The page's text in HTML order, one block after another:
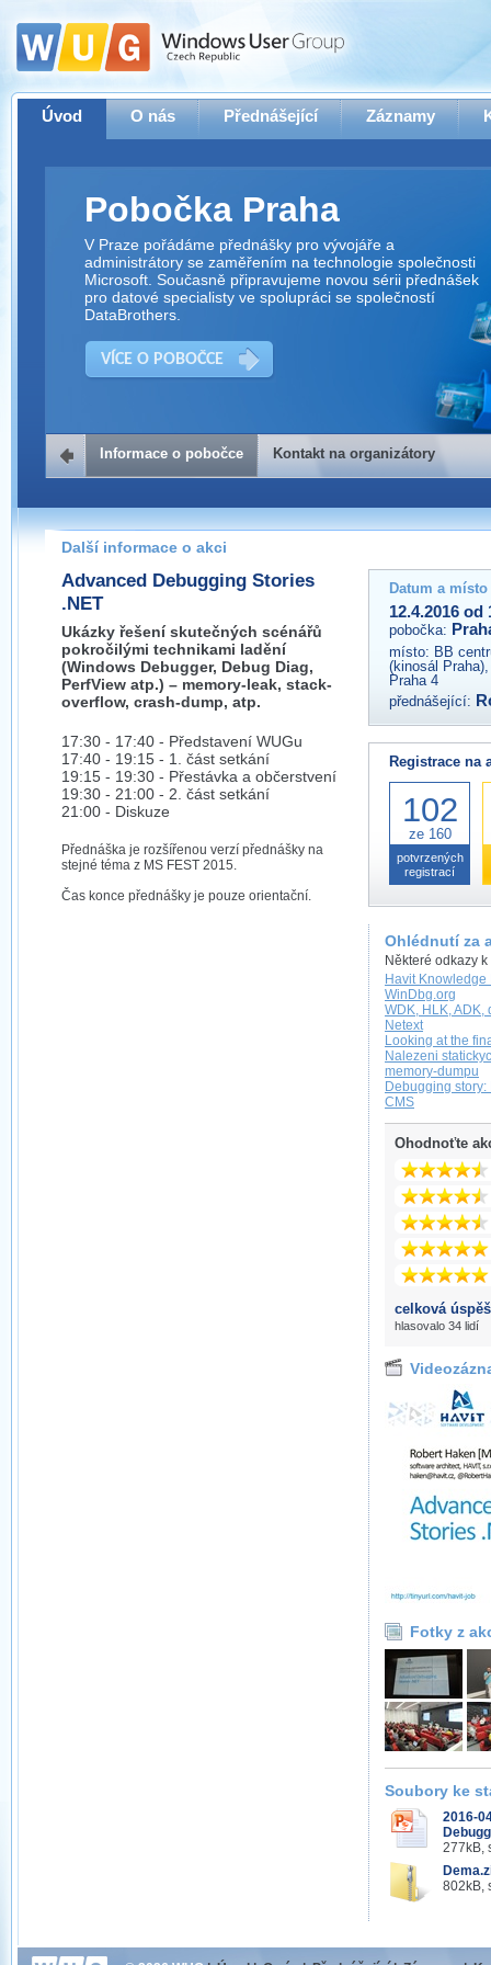
Úvod O nás Přednášející Záznamy
Pobočka Praha
V Praze pořádáme přednášky pro vývojáře a
administrátory se zaměřením na technologie společnosti
Microsoft. Současně připravujeme novou sérii přednášek
pro datové specialisty ve spolupráci se společností
DataBrothers.
VÍCE O POBOČCE
Kontakt na organizátory
Pokud máte jakýkoliv dotaz na organizátory této akce,
prosím neváhejte nás kontaktovat na e-mailu:
praha@wug.cz
Informace o pobočce Kontakt na organizátory
Další informace o akci
Advanced Debugging Stories
.NET
Ukázky řešení skutečných scénářů
pokročilými technikami ladění
(Windows Debugger, Debug Diag,
PerfView atp.) – memory-leak, stack-
overflow, crash-dump, atp.
17:30 - 17:40 - Představení WUGu
17:40 - 19:15 - 1. část setkání
19:15 - 19:30 - Přestávka a občerstvení
19:30 - 21:00 - 2. část setkání
21:00 - Diskuze
Přednáška je rozšířenou verzí přednášky na
stejné téma z MS FEST 2015.
Čas konce přednášky je pouze orientační.
Datum a
12.4.2016 od
pobočka:
místo: BB
(kinosál
Praha 4
přednášející:
Registrace na
102
ze 160
potvrzených
registrací
Ohlédnutí za
Některé odkazy
Havit
WinDbg.org
WDK, HLK, ADK,
Netext
Looking at the
Nalezeni
memory-dumpu
Debugging
CMS
Ohodnoťte
celková
hlasovalo 34 lidí
Fotky z
Soubory ke
2016-
277kB,
802kB,